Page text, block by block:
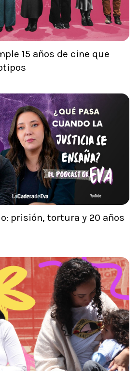
15 años de cine que
prisión, tortura y 20 años